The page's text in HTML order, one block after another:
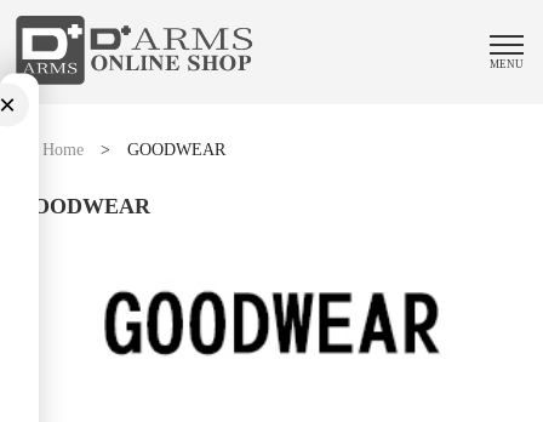
MENU
Home> GOODWEAR
GOODWEAR
×